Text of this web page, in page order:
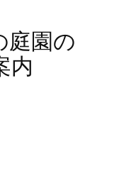
庭園の
内